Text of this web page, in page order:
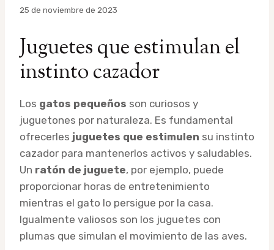
Por
25 de noviembre de 2023
Juguetes que estimulan el
instinto cazador
Los gatos pequeños son curiosos y
juguetones por naturaleza. Es fundamental
ofrecerles juguetes que estimulen su instinto
cazador para mantenerlos activos y saludables.
Un ratón de juguete, por ejemplo, puede
proporcionar horas de entretenimiento
mientras el gato lo persigue por la casa.
Igualmente valiosos son los juguetes con
plumas que simulan el movimiento de las aves.